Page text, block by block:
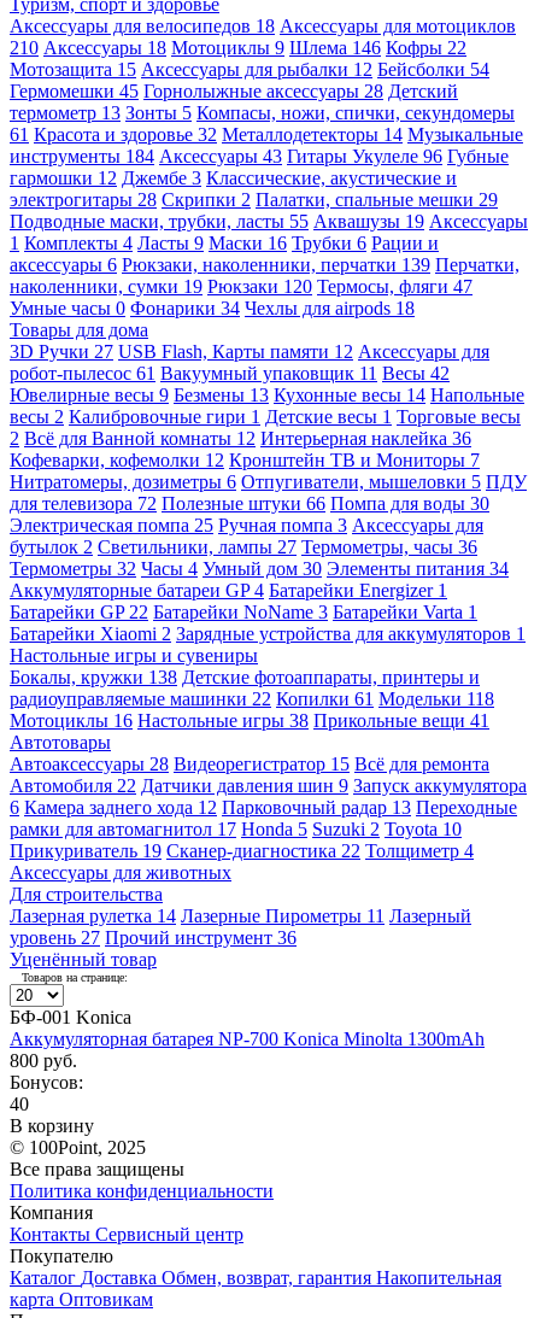
Аксессуары для велосипедов 18 Аксессуары для мотоциклов
210 Аксессуары 18 Мотоциклы 9 Шлема 146 Кофры 22
Мотозащита 15 Аксессуары для рыбалки 12 Бейсболки 54
Гермомешки 45 Горнолыжные аксессуары 28 Детский
термометр 13 Зонты 5 Компасы, ножи, спички, секундомеры
61 Красота и здоровье 32 Металлодетекторы 14 Музыкальные
инструменты 184 Аксессуары 43 Гитары Укулеле 96 Губные
гармошки 12 Джембе 3 Классические, акустические и
электрогитары 28 Скрипки 2 Палатки, спальные мешки 29
Подводные маски, трубки, ласты 55 Аквашузы 19 Аксессуары
1 Комплекты 4 Ласты 9 Маски 16 Трубки 6 Рации и
аксессуары 6 Рюкзаки, наколенники, перчатки 139 Перчатки,
наколенники, сумки 19 Рюкзаки 120 Термосы, фляги 47
Умные часы 0 Фонарики 34 Чехлы для airpods 18
Товары для дома
3D Ручки 27 USB Flash, Карты памяти 12 Аксессуары для
робот-пылесос 61 Вакуумный упаковщик 11 Весы 42
Ювелирные весы 9 Безмены 13 Кухонные весы 14 Напольные
весы 2 Калибровочные гири 1 Детские весы 1 Торговые весы
2 Всё для Ванной комнаты 12 Интерьерная наклейка 36
Кофеварки, кофемолки 12 Кронштейн ТВ и Мониторы 7
Нитратомеры, дозиметры 6 Отпугиватели, мышеловки 5 ПДУ
для телевизора 72 Полезные штуки 66 Помпа для воды 30
Электрическая помпа 25 Ручная помпа 3 Аксессуары для
бутылок 2 Светильники, лампы 27 Термометры, часы 36
Термометры 32 Часы 4 Умный дом 30 Элементы питания 34
Аккумуляторные батареи GP4 Батарейки Energizer 1
Батарейки GP 22 Батарейки NoName 3 Батарейки Varta 1
Батарейки Xiaomi 2 Зарядные устройства для аккумуляторов 1
Настольные игры и сувениры
Бокалы, кружки 138 Детские фотоаппараты, принтеры и
радиоуправляемые машинки 22 Копилки 61 Модельки 118
Мотоциклы 16 Настольные игры 38 Прикольные вещи 41
Автотовары
Автоаксессуары 28 Видеорегистратор 15 Всё для ремонта
Автомобиля 22 Датчики давления шин 9 Запуск аккумулятора
6 Камера заднего хода 12 Парковочный радар 13 Переходные
рамки для автомагнитол 17 Honda 5 Suzuki 2 Toyota 10
Прикуриватель 19 Сканер-диагностика 22 Толщиметр 4
Аксессуары для животных
Для строительства
Лазерная рулетка 14 Лазерные Пирометры 11 Лазерный
уровень 27 Прочий инструмент 36
Уценённый товар
Товаров на странице:
БФ-001 Konica
Аккумуляторная батарея NP-700 Konica Minolta 1300mAh
800 руб.
Бонусов:
40
В корзину
© 100Point, 2025
Все права защищены
Политика конфиденциальности
Компания
Контакты Сервисный центр
Покупателю
Каталог Доставка Обмен, возврат, гарантия Накопительная
карта Оптовикам